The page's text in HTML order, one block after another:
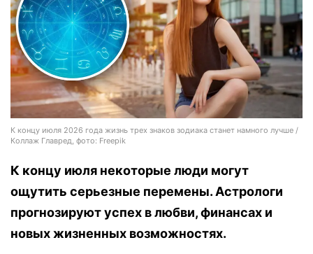
К концу июля 2026 года жизнь трех знаков зодиака станет намного лучше /
Коллаж Главред, фото: Freepik
К концу июля некоторые люди могут
ощутить серьезные перемены. Астрологи
прогнозируют успех в любви, финансах и
новых жизненных возможностях.